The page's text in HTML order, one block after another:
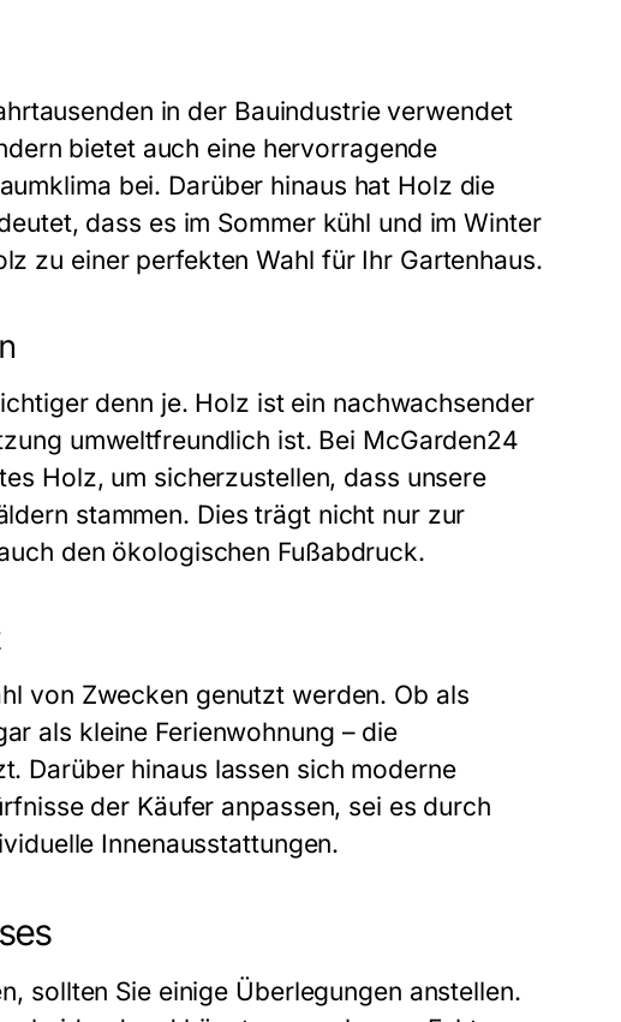
in der Bauindustrie verwendet
bietet auch eine hervorragende
bei. Darüber hinaus hat Holz die
dass es im Sommer kühl und im Winter
zu einer perfekten Wahl für Ihr Gartenhaus.
denn je. Holz ist ein nachwachsender
umweltfreundlich ist. Bei McGarden24
Holz, um sicherzustellen, dass unsere
stammen. Dies trägt nicht nur zur
den ökologischen Fußabdruck.
von Zwecken genutzt werden. Ob als
als kleine Ferienwohnung – die
Darüber hinaus lassen sich moderne
der Käufer anpassen, sei es durch
Innenausstattungen.
sollten Sie einige Überlegungen anstellen.